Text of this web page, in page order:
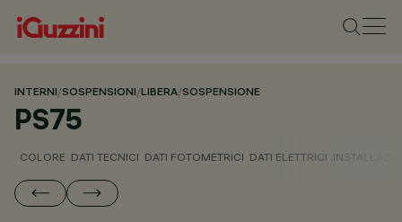
INTERNI/SOSPENSIONI/LIBERA/SOSPENSIONE
PS75
COLORE DATI TECNICI DATI FOTOMETRICI DATI ELETTRICI